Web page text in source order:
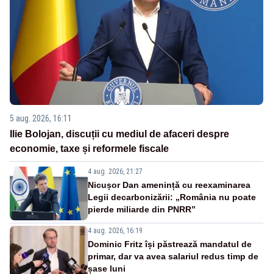
5 aug. 2026, 16:11
Ilie Bolojan, discuții cu mediul de afaceri despre
economie, taxe și reformele fiscale
4 aug. 2026, 21:27
Nicușor Dan amenință cu reexaminarea
Legii decarbonizării: „România nu poate
pierde miliarde din PNRR”
4 aug. 2026, 16:19
Dominic Fritz își păstrează mandatul de
primar, dar va avea salariul redus timp de
șase luni